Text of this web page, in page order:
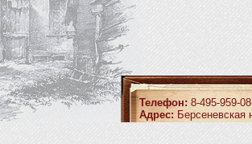
Телефон:8-495-959-
Адрес: Берсеневская